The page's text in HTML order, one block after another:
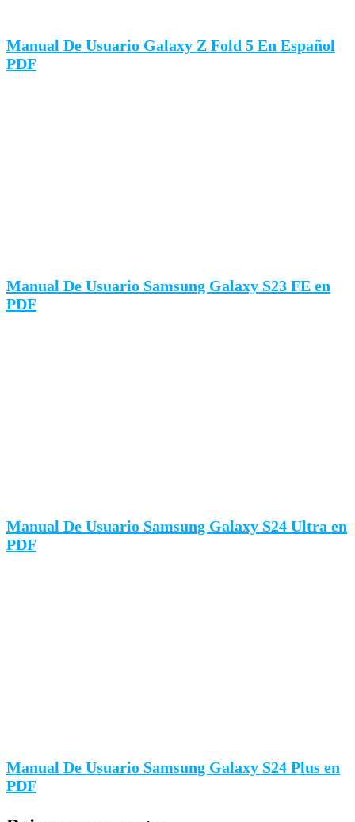
Manual De Usuario Galaxy Z Fold 5 En Español
PDF
Manual De Usuario Samsung Galaxy S23 FE en
PDF
Manual De Usuario Samsung Galaxy S24 Ultra en
PDF
Manual De Usuario Samsung Galaxy S24 Plus en
PDF